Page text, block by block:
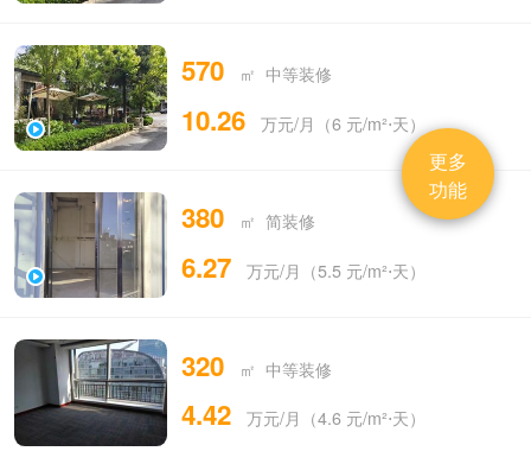
570 ㎡ 中等装修
10.26 万元/月（6 元/m²⋅天）
380 ㎡ 简装修
6.27 万元/月（5.5 元/m²⋅天）
320 ㎡ 中等装修
4.42 万元/月（4.6 元/m²⋅天）
更多
功能